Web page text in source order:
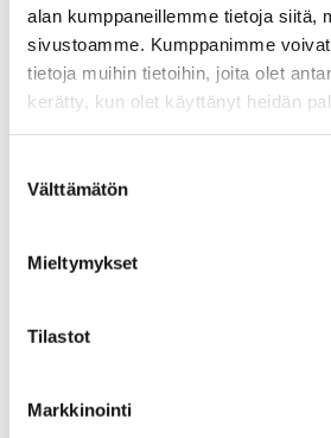
alan kumppaneillemme tietoja siitä,
sivustoamme. Kumppanimme
tietoja muihin tietoihin, joita olet
kerätty, kun olet käyttänyt heidän
valinta
Välttämätön
Mieltymykset
Tilastot
Markkinointi
Nimi